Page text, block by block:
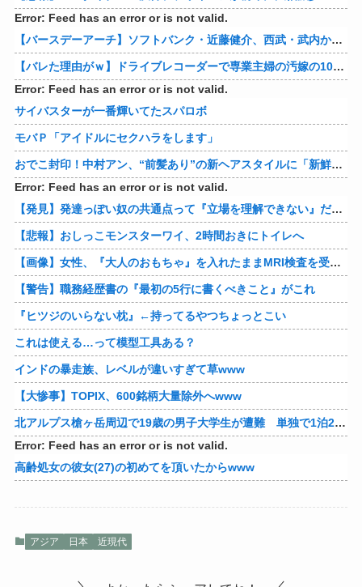
Error: Feed has an error or is not valid.
【バースデーアーチ】ソフトバンク・近藤健介、西武・武内から第24号先制ソロホームラン！！！！！！！！！！！！！【西武対ソフトバンク20回戦】
【バレた理由がｗ】ドライブレコーダーで専業主婦の汚嫁の10年越し不倫発覚！制裁の詳細がコレｗｗｗｗｗ 他
Error: Feed has an error or is not valid.
サイバスターが一番輝いてたスパロボ
モバＰ「アイドルにセクハラをします」
おでこ封印！中村アン、“前髪あり”の新ヘアスタイルに「新鮮でたまらん」の声【画像】
Error: Feed has an error or is not valid.
【発見】発達っぽい奴の共通点って『立場を理解できない』だよな
【悲報】おしっこモンスターワイ、2時間おきにトイレへ
【画像】女性、『大人のおもちゃ』を入れたままMRI検査を受けた結果 →
【警告】職務経歴書の『最初の5行に書くべきこと』がこれ
『ヒツジのいらない枕』←持ってるやつちょっとこい
これは使える…って模型工具ある？
インドの暴走族、レベルが違いすぎて草www
【大惨事】TOPIX、600銘柄大量除外へwww
北アルプス槍ヶ岳周辺で19歳の男子大学生が遭難 単独で1泊2日の予定で入山も連絡取れず 警察が9日以降捜索予定
Error: Feed has an error or is not valid.
高齢処女の彼女(27)の初めてを頂いたからwww
アジア 日本 近現代